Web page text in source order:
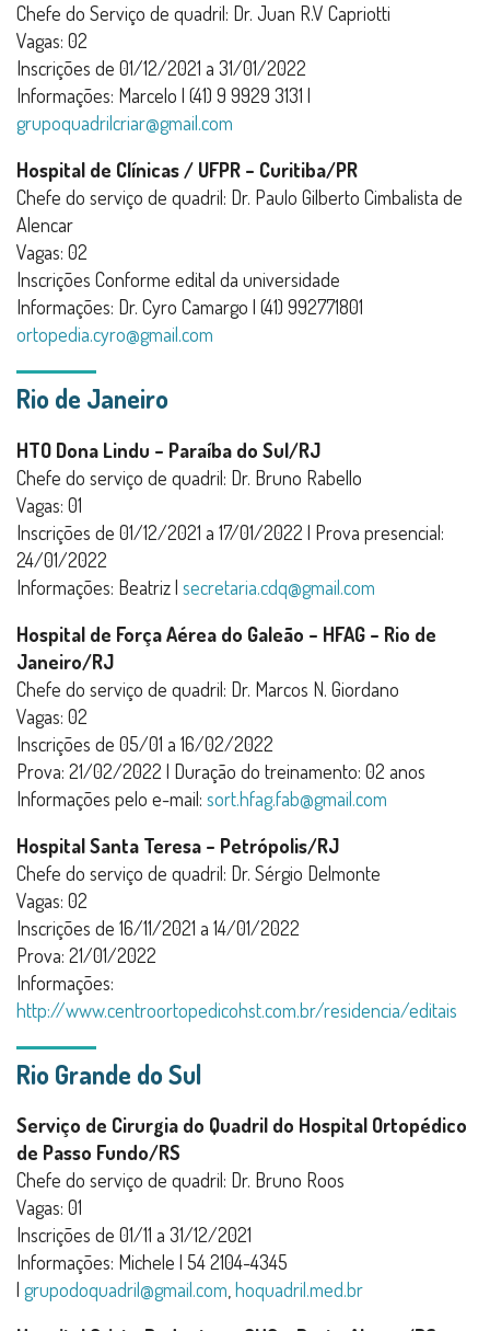
Chefe do Serviço de quadril: Dr. Juan R.V Capriotti
Vagas: 02
Inscrições de 01/12/2021 a 31/01/2022
Informações: Marcelo | (41) 9 9929 3131 |
grupoquadrilcriar@gmail.com
Hospital de Clínicas / UFPR – Curitiba/PR
Chefe do serviço de quadril: Dr. Paulo Gilberto Cimbalista de
Alencar
Vagas: 02
Inscrições Conforme edital da universidade
Informações: Dr. Cyro Camargo | (41) 992771801
ortopedia.cyro@gmail.com
Rio de Janeiro
HTO Dona Lindu – Paraíba do Sul/RJ
Chefe do serviço de quadril: Dr. Bruno Rabello
Vagas: 01
Inscrições de 01/12/2021 a 17/01/2022 | Prova presencial:
24/01/2022
Informações: Beatriz | secretaria.cdq@gmail.com
Hospital de Força Aérea do Galeão – HFAG – Rio de
Janeiro/RJ
Chefe do serviço de quadril: Dr. Marcos N. Giordano
Vagas: 02
Inscrições de 05/01 a 16/02/2022
Prova: 21/02/2022 | Duração do treinamento: 02 anos
Informações pelo e-mail: sort.hfag.fab@gmail.com
Hospital Santa Teresa – Petrópolis/RJ
Chefe do serviço de quadril: Dr. Sérgio Delmonte
Vagas: 02
Inscrições de 16/11/2021 a 14/01/2022
Prova: 21/01/2022
Informações:
http://www.centroortopedicohst.com.br/residencia/editais
Rio Grande do Sul
Serviço de Cirurgia do Quadril do Hospital Ortopédico
de Passo Fundo/RS
Chefe do serviço de quadril: Dr. Bruno Roos
Vagas: 01
Inscrições de 01/11 a 31/12/2021
Informações: Michele | 54 2104-4345
| grupodoquadril@gmail.com,hoquadril.med.br